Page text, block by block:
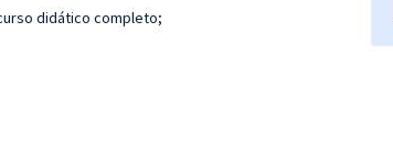
didático completo;